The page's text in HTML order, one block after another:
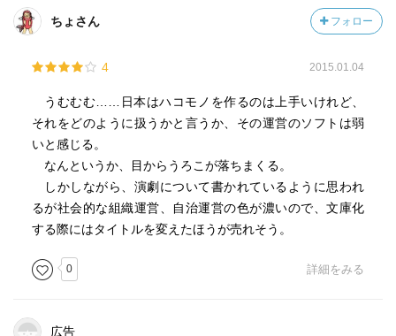
文化行政の事例紹介や、文化保険の提案などは楽しく読め
ました。
真ん中すぎたあたりから面白くなります。
うおー、長くなった。
そしてちょい批判的になってしまった。
悪い本ではありません。念のため。
ちょさん フォロー
4 2015.01.04
うむむむ……日本はハコモノを作るのは上手いけれど、
それをどのように扱うかと言うか、その運営のソフトは弱
いと感じる。
なんというか、目からうろこが落ちまくる。
しかしながら、演劇について書かれているように思われ
るが社会的な組織運営、自治運営の色が濃いので、文庫化
する際にはタイトルを変えたほうが売れそう。
0 詳細をみる
広告